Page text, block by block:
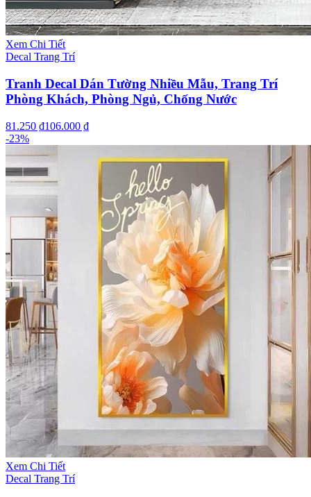
Xem Chi Tiết
Decal Trang Trí
Tranh Decal Dán Tường Nhiều Mẫu, Trang Trí
Phòng Khách, Phòng Ngủ, Chống Nước
81.250 ₫106.000 ₫
-23%
Xem Chi Tiết
Decal Trang Trí